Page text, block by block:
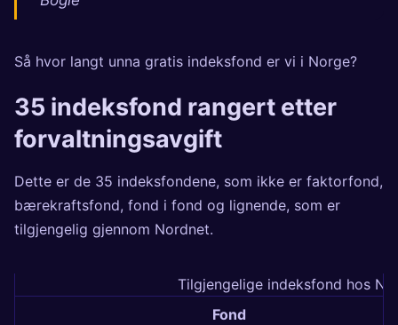
Så hvor langt unna gratis indeksfond er vi i Norge?
35 indeksfond rangert etter
forvaltningsavgift
Dette er de 35 indeksfondene, som ikke er faktorfond,
bærekraftsfond, fond i fond og lignende, som er
tilgjengelig gjennom Nordnet.
Tilgjengelige indeksfond hos
Fond